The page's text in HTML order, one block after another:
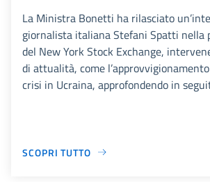
La Ministra Bonetti ha rilasciato
giornalista italiana Stefani Spatti nella
del New York Stock Exchange,
di attualità, come
crisi in Ucraina, approfondendo in
SCOPRI TUTTO